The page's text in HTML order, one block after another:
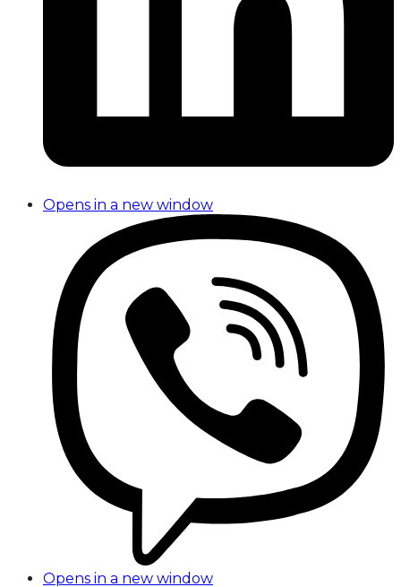
Opens in a new window
Opens in a new window